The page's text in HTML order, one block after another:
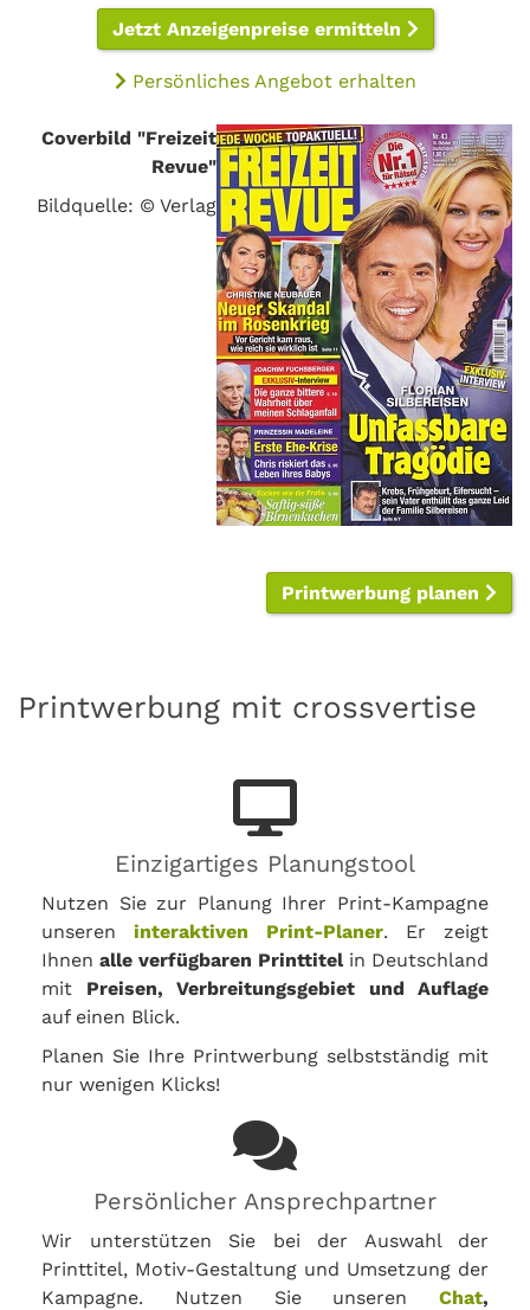
Jetzt Anzeigenpreise ermitteln
Persönliches Angebot erhalten
Coverbild "Freizeit
Revue"
Bildquelle: © Verlag
Printwerbung planen
Printwerbung mit crossvertise
Einzigartiges Planungstool
Nutzen Sie zur Planung Ihrer Print-Kampagne
unseren interaktiven Print-Planer. Er zeigt
Ihnen alle verfügbaren Printtitelin Deutschland
mit Preisen, Verbreitungsgebiet und Auflage
auf einen Blick.
Planen Sie Ihre Printwerbung selbstständig mit
nur wenigen Klicks!
Persönlicher Ansprechpartner
Wir unterstützen Sie bei der Auswahl der
Printtitel, Motiv-Gestaltung und Umsetzung der
Kampagne. Nutzen Sie unseren Chat,